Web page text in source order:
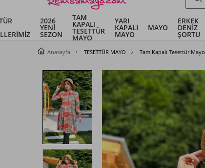
2026
YENİ
SEZON
TAM
KAPALI
TESETTÜR
MAYO
YARI
KAPALI
MAYO
MAYO
ERKEK
DENİZ
ŞORTU
Anasayfa TESETTÜR MAYO Tam Kapalı Tesettür Mayo